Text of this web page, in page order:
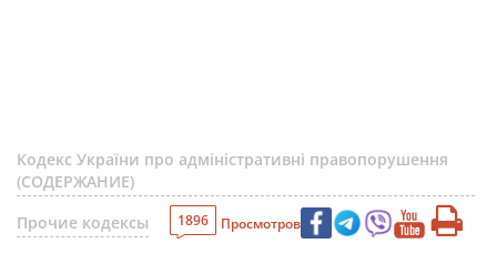
Кодекс України про адміністративні правопорушення
(СОДЕРЖАНИЕ)
Прочие кодексы
1896 Просмотров